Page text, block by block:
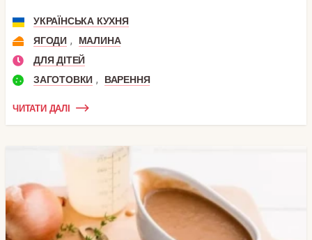
УКРАЇНСЬКА КУХНЯ
ЯГОДИ ,
МАЛИНА
ДЛЯ ДІТЕЙ
ЗАГОТОВКИ , ВАРЕННЯ
ЧИТАТИ ДАЛІ